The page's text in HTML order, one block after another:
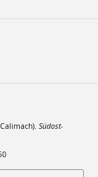
Südost-